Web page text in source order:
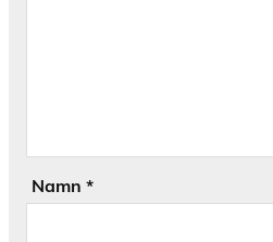
Namn *